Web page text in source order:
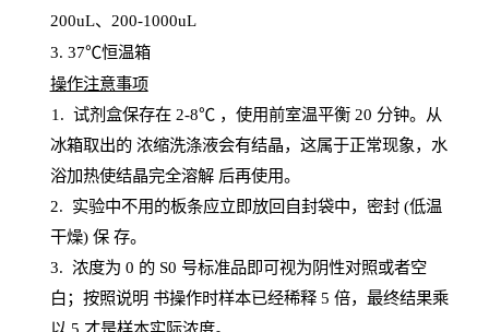
200uL、 200-1000uL
3. 37℃恒温箱
操作注意事项
1. 试剂盒保存在 2-8℃ ，使用前室温平衡 20 分钟。从
冰箱取出的 浓缩洗涤液会有结晶，这属于正常现象，水
浴加热使结晶完全溶解 后再使用。
2. 实验中不用的板条应立即放回自封袋中，密封(低温
干燥) 保 存。
3. 浓度为 0 的 S0 号标准品即可视为阴性对照或者空
白；按照说明 书操作时样本已经稀释5 倍，最终结果乘